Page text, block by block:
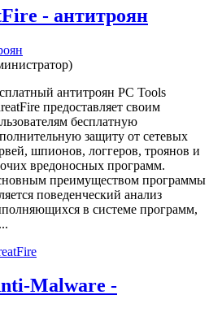
- антитроян
антитроян PC Tools
предоставляет своим
бесплатную
защиту от сетевых
шпионов, логгеров, троянов и
вредоносных программ.
преимуществом программы
поведенческий анализ
в системе программ,
Malware -